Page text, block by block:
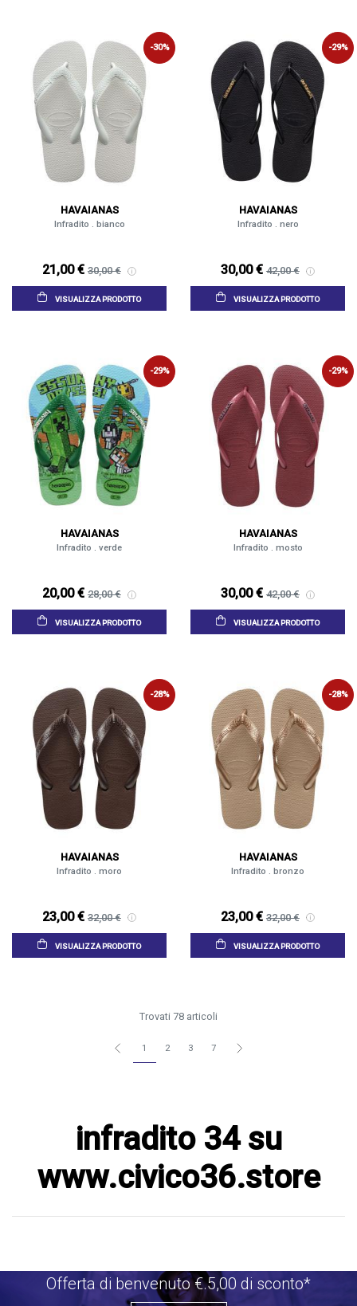
-30%
HAVAIANAS
Infradito . bianco
21,00 € 30,00 €
VISUALIZZA PRODOTTO
-29%
HAVAIANAS
Infradito . nero
30,00 € 42,00 €
VISUALIZZA PRODOTTO
-29%
HAVAIANAS
Infradito . verde
20,00 € 28,00 €
VISUALIZZA PRODOTTO
-29%
HAVAIANAS
Infradito . mosto
30,00 € 42,00 €
VISUALIZZA PRODOTTO
-28%
HAVAIANAS
Infradito . moro
23,00 € 32,00 €
VISUALIZZA PRODOTTO
-28%
HAVAIANAS
Infradito . bronzo
23,00 € 32,00 €
VISUALIZZA PRODOTTO
Trovati 78 articoli
1 2 3 7
infradito 34 su
www.civico36.store
Offerta di benvenuto €.5,00 di sconto*